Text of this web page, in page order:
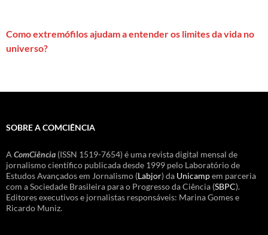
Como extremófilos ajudam a entender os limites da vida no
universo?
SOBRE A COMCIÊNCIA
A ComCiência (ISSN 1519-7654) é uma revista digital mensal de
jornalismo científico publicada desde 1999 pelo Laboratório de
Estudos Avançados em Jornalismo (Labjor) da Unicampem parceria
com a Sociedade Brasileira para o Progresso da Ciência (SBPC).
Editores executivos e jornalistas responsáveis: Marina Gomes e
Ricardo Muniz.